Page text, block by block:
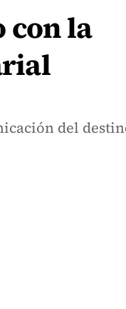
con la
del